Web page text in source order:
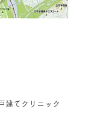
建てクリニック